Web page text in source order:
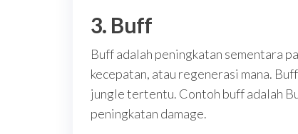
3. Buff
Buff adalah peningkatan sementara
kecepatan, atau regenerasi mana. Buff
jungle tertentu. Contoh buff adalah
peningkatan damage.